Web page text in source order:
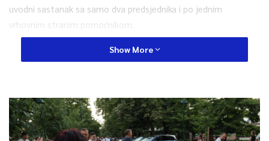
uvodni sastanak sa samo dva predsjednika i po jednim
vrhovnim stranim pomoćnikom.
Kada se završio sastanak, Putin jeto izjavio na konferenciji za
Putin je priznao da je Biden s njim pokrenuo pitanje ljudskih
prava, uključujući sudbinu lidera opozicije Alekseja Navaljnog.
Putin je branio zatvorsku kaznu za njega i prekinuo je daljnja
Show More